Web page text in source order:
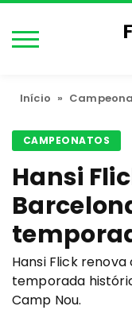
Início »
CAMPEONATOS
Hansi
Hansi Flick
temporada
Camp Nou.